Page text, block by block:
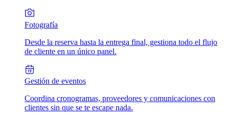
Fotografía
Desde la reserva hasta la entrega final, gestiona todo el flujo
de cliente en un único panel.
Gestión de eventos
Coordina cronogramas, proveedores y comunicaciones con
clientes sin que se te escape nada.